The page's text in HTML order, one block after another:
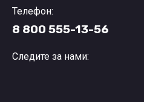
Телефон:
8 800 555-13-56
Следите за нами: